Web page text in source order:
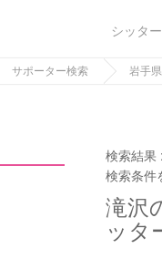
シッタ
サポーター検索 岩手県
検索結
検索条件
滝沢
ッタ